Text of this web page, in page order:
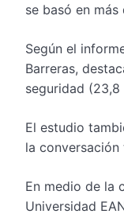
se basó en
Según el
Barreras,
seguridad
El estudio
la
En medio de la
Universidad